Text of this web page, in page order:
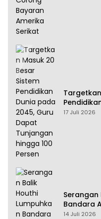
Dapat
17 Juli 2026
Serangan
Bandara
14 Juli 2026